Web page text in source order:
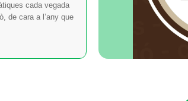
cada vegada
de cara a l’any que